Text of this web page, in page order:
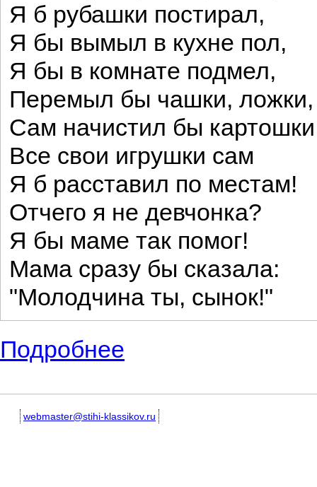
Я б рубашки постирал,
Я бы вымыл в кухне пол,
Я бы в комнате подмел,
Перемыл бы чашки, ложки,
Сам начистил бы
Все свои игрушки сам
Я б расставил по местам!
Отчего я не девчонка?
Я бы маме так помог!
Мама сразу бы сказала:
"Молодчина ты, сынок!"
Подробнее
webmaster@stihi-klassikov.ru